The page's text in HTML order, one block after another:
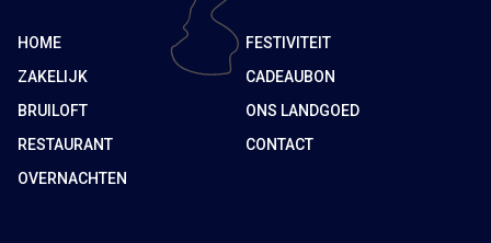
HOME
FESTIVITEIT
ZAKELIJK
CADEAUBON
BRUILOFT
ONS LANDGOED
RESTAURANT
CONTACT
OVERNACHTEN